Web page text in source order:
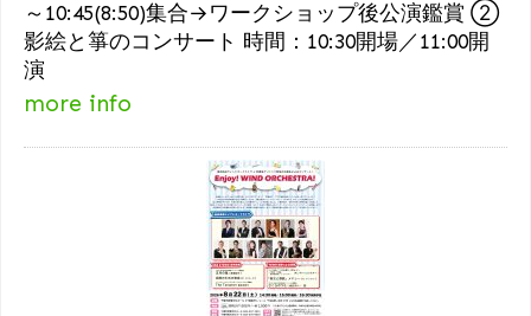
～10:45(8:50)集合→ワークショップ後公演鑑賞 ②
影絵と箏のコンサート 時間：10:30開場／11:00開
演
more info